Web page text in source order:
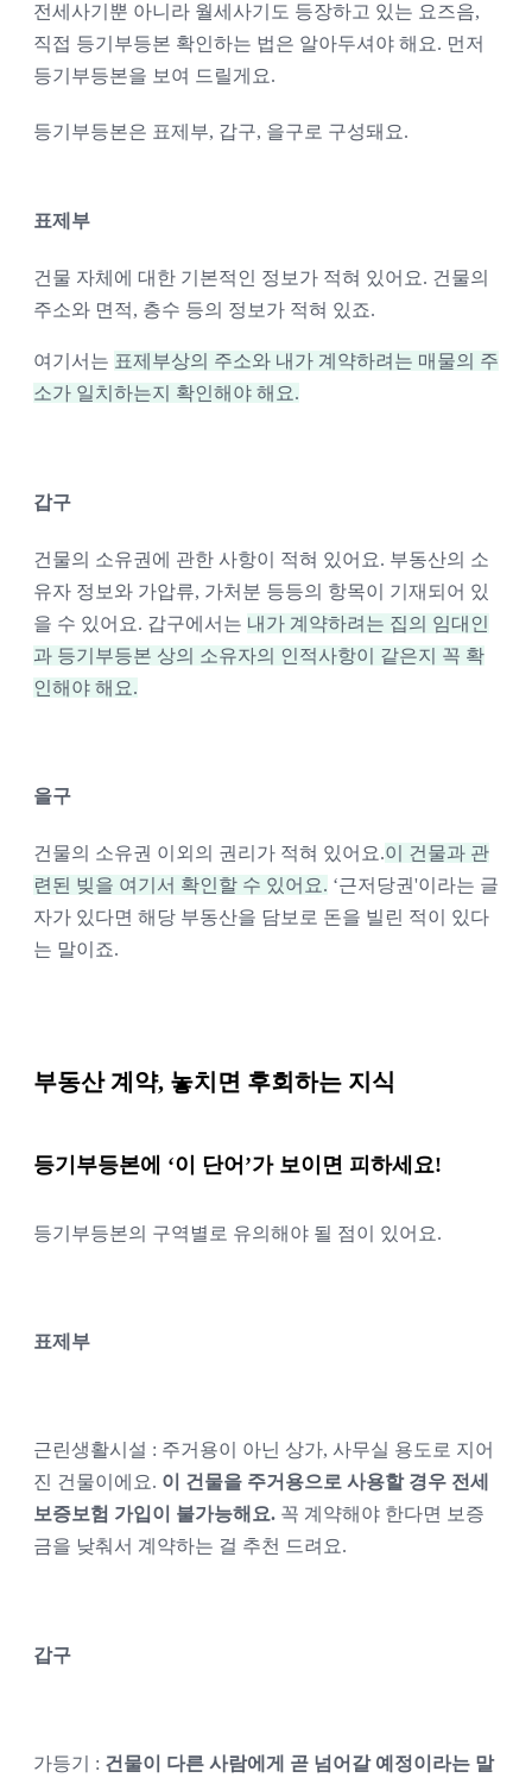
전세사기뿐 아니라 월세사기도 등장하고 있는 요즈음,
직접 등기부등본 확인하는 법은 알아두셔야 해요. 먼저
등기부등본을 보여 드릴게요.
등기부등본은 표제부, 갑구, 을구로 구성돼요.
표제부
건물 자체에 대한 기본적인 정보가 적혀 있어요. 건물의
주소와 면적, 층수 등의 정보가 적혀 있죠.
여기서는 표제부상의 주소와 내가 계약하려는 매물의 주
소가 일치하는지 확인해야 해요.
갑구
건물의 소유권에 관한 사항이 적혀 있어요. 부동산의 소
유자 정보와 가압류, 가처분 등등의 항목이 기재되어 있
을 수 있어요. 갑구에서는 내가 계약하려는 집의 임대인
과 등기부등본 상의 소유자의 인적사항이 같은지 꼭 확
인해야 해요.
을구
건물의 소유권 이외의 권리가 적혀 있어요.이 건물과 관
련된 빚을 여기서 확인할 수 있어요. ‘근저당권'이라는 글
자가 있다면 해당 부동산을 담보로 돈을 빌린 적이 있다
는 말이죠.
부동산 계약, 놓치면 후회하는 지식
등기부등본에 ‘이 단어’가 보이면 피하세요!
등기부등본의 구역별로 유의해야 될 점이 있어요.
표제부
근린생활시설 : 주거용이 아닌 상가, 사무실 용도로 지어
진 건물이에요. 이 건물을 주거용으로 사용할 경우 전세
보증보험 가입이 불가능해요. 꼭 계약해야 한다면 보증
금을 낮춰서 계약하는 걸 추천 드려요.
갑구
가등기 : 건물이 다른 사람에게 곧 넘어갈 예정이라는 말